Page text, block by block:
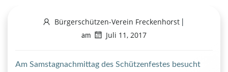
Bürgerschützen-Verein Freckenhorst
am
Juli 11, 2017
Am Samstagnachmittag des Schützenfestes besucht